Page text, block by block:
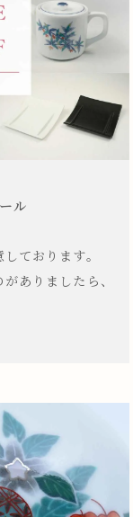
ル
ております。
ありましたら、